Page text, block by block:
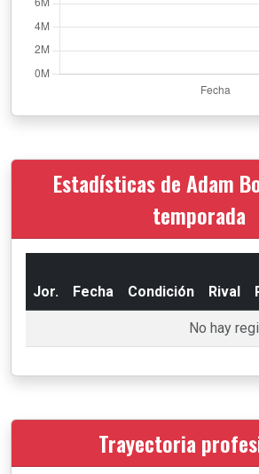
Estadísticas de Adam
temporada
Jor. Fecha Condición Rival
No hay
Trayectoria